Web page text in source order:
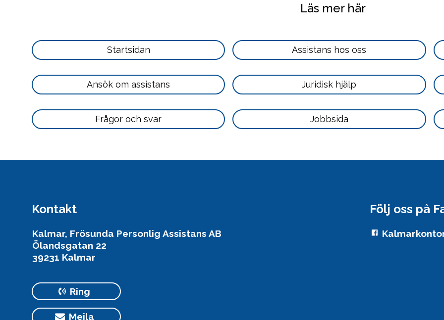
Läs mer här
Läs
mer
här
Startsidan
Läs
mer
här
Assistans hos oss
Läs
mer
här
Ansök om assistans
Läs
mer
här
Juridisk hjälp
Läs
mer
Frågor och svar
Läs
mer
Jobbsida
Kontakt
Kalmar, Frösunda Personlig Assistans AB
Ölandsgatan 22
39231 Kalmar
Ring
Mejla
Följ oss på